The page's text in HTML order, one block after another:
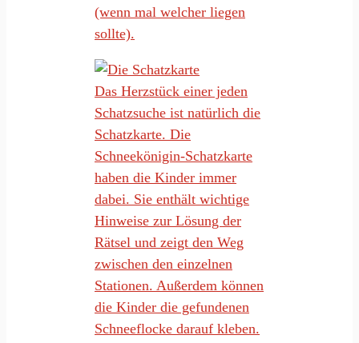
(wenn mal welcher liegen
sollte).
Das Herzstück einer jeden
Schatzsuche ist natürlich die
Schatzkarte. Die
Schneekönigin-Schatzkarte
haben die Kinder immer
dabei. Sie enthält wichtige
Hinweise zur Lösung der
Rätsel und zeigt den Weg
zwischen den einzelnen
Stationen. Außerdem können
die Kinder die gefundenen
Schneeflocke darauf kleben.